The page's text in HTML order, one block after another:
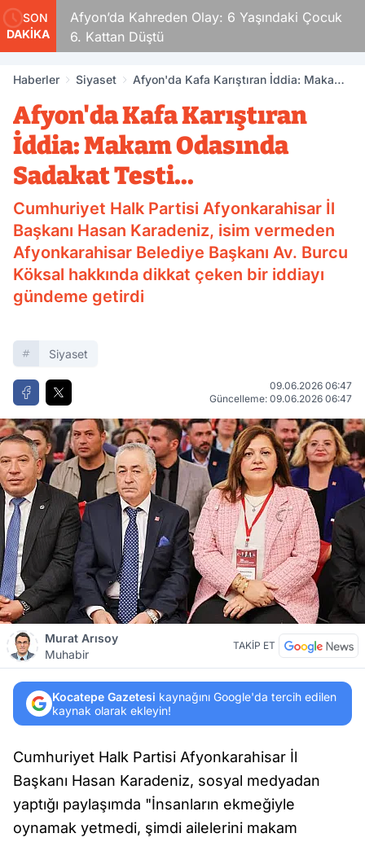
SON
DAKİKA
Afyon’da Kahreden Olay: 6 Yaşındaki Çocuk
6. Kattan Düştü
Haberler Siyaset
Afyon'da Kafa Karıştıran İddia: Makam
Afyon'da Kafa Karıştıran
İddia: Makam Odasında
Sadakat Testi...
Cumhuriyet Halk Partisi Afyonkarahisar İl
Başkanı Hasan Karadeniz, isim vermeden
Afyonkarahisar Belediye Başkanı Av. Burcu
Köksal hakkında dikkat çeken bir iddiayı
gündeme getirdi
Siyaset
09.06.2026 06:47
Güncelleme: 09.06.2026 06:47
Murat Arısoy
Muhabir
TAKİP ET
Kocatepe Gazetesi kaynağını Google'da tercih edilen
kaynak olarak ekleyin!
Cumhuriyet Halk Partisi Afyonkarahisar İl
Başkanı Hasan Karadeniz, sosyal medyadan
yaptığı paylaşımda "İnsanların ekmeğiyle
oynamak yetmedi, şimdi ailelerini makam